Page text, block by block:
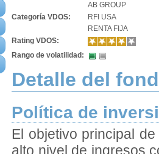
AB GROUP
Categoría VDOS:
RFI USA
RENTA FIJA
Rating VDOS:
Rango de volatilidad:
Detalle del
Política de
El objetivo principal
alto nivel de ingresos